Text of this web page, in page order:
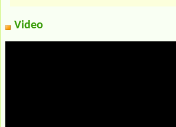
Video